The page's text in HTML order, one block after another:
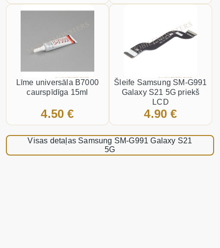
Līme universāla B7000
caurspīdīga 15ml
4.50 €
Šleife Samsung SM-G991
Galaxy S21 5G priekš
LCD
4.90 €
Visas detaļas Samsung SM-G991 Galaxy S21
5G